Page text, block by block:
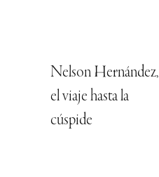
Nelson Hernández,
el viaje hasta la
cúspide